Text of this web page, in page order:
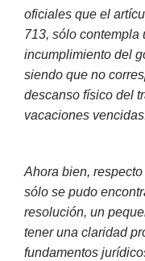
oficiales que el
713, sólo contempla
incumplimiento del
siendo que no
descanso físico del
vacaciones
Ahora bien,
sólo se pudo
resolución, un
tener una claridad
fundamentos